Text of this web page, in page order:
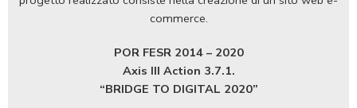
commerce.
POR FESR 2014 – 2020
Axis III Action 3.7.1.
“BRIDGE TO DIGITAL 2020”